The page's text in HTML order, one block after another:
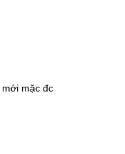
mặc đc